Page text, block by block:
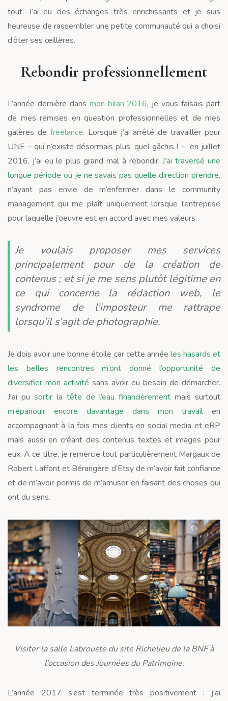
tout. J’ai eu des échanges très enrichissants et je suis
heureuse de rassembler une petite communauté qui a choisi
d’ôter ses œillères.
Rebondir professionnellement
L’année dernière dans mon bilan 2016, je vous faisais part
de mes remises en question professionnelles et de mes
galères de freelance. Lorsque j’ai arrêté de travailler pour
UNE – qui n’existe désormais plus, quel gâchis ! – en juillet
2016, j’ai eu le plus grand mal à rebondir.J’ai traversé une
longue période où je ne savais pas quelle direction prendre,
n’ayant pas envie de m’enfermer dans le community
management qui me plaît uniquement lorsque l’entreprise
pour laquelle j’oeuvre est en accord avec mes valeurs.
Je voulais proposer mes services
principalement pour de la création de
contenus ; et si je me sens plutôt légitime en
ce qui concerne la rédaction web, le
syndrome de l’imposteur me rattrape
lorsqu’il s’agit de photographie.
Je dois avoir une bonne étoile car cette année les hasards et
les belles rencontres m’ont donné l’opportunité de
diversifier mon activité sans avoir eu besoin de démarcher.
J’ai pu sortir la tête de l’eau financièrement mais surtout
m’épanouir encore davantage dans mon travailen
accompagnant à la fois mes clients en social media et eRP
mais aussi en créant des contenus textes et images pour
eux. A ce titre, je remercie tout particulièrement Margaux de
Robert Laffont et Bérangère d’Etsy de m’avoir fait confiance
et de m’avoir permis de m’amuser en faisant des choses qui
ont du sens.
Visiter la salle Labrouste du site Richelieu de la BNF à
l’occasion des Journées du Patrimoine.
L’année 2017 s’est terminée très positivement : j’ai